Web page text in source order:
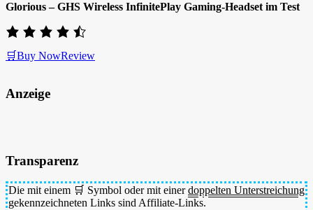
Glorious – GHS Wireless InfinitePlay Gaming-Headset im Test
🛒Buy NowReview
Anzeige
Transparenz
Die mit einem 🛒 Symbol oder mit einerdoppelten Unterstreichung
gekennzeichneten Links sind Affiliate-Links.